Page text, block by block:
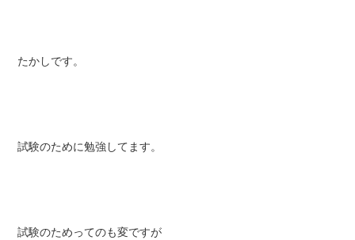
たかしです。
試験のために勉強してます。
試験のためってのも変ですが